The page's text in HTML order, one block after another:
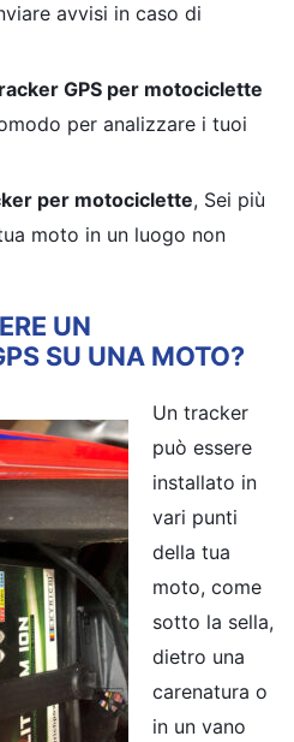
avvisi in caso di
GPS per motociclette
per analizzare i tuoi
per motociclette, Sei più
moto in un luogo non
UN
SU UNA MOTO?
Un tracker
può essere
installato in
vari punti
della tua
moto, come
sotto la sella,
dietro una
carenatura o
in un vano